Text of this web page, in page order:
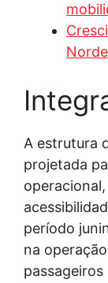
A estrutura
projetada
período
na